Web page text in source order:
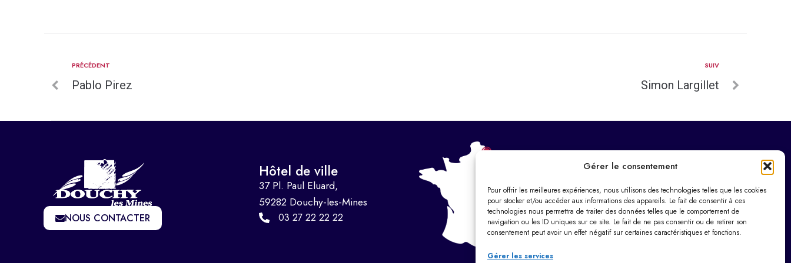
Gérer le consentement
Pour offrir les meilleures expériences, nous utilisons des technologies telles que les cookies
pour stocker et/ou accéder aux informations des appareils. Le fait de consentir à ces
technologies nous permettra de traiter des données telles que le comportement de
navigation ou les ID uniques sur ce site. Le fait de ne pas consentir ou de retirer son
consentement peut avoir un effet négatif sur certaines caractéristiques et fonctions.
Gérer les services
PRÉCÉDENT
Pablo Pirez
SUIV
Simon Largillet
NOUS CONTACTER
Hôtel de ville
37 Pl. Paul Eluard,
59282 Douchy-les-Mines
03 27 22 22 22
Horaires d’ouverture
9h00 – 12h00 / 14h00 – 17h30
Le samedi : 9h00 – 12h00
Dimanche : Fermé